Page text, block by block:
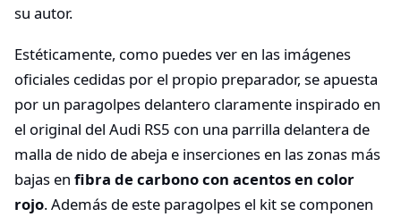
su autor.
Estéticamente, como puedes ver en las imágenes
oficiales cedidas por el propio preparador, se apuesta
por un paragolpes delantero claramente inspirado en
el original del Audi RS5 con una parrilla delantera de
malla de nido de abeja e inserciones en las zonas más
bajas en fibra de carbono con acentos en color
rojo. Además de este paragolpes el kit se componen